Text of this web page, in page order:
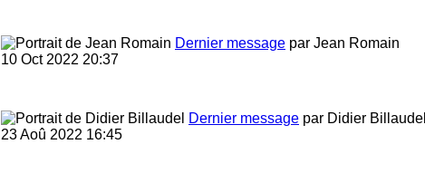
Dernier message par Jean Romain
10 Oct 2022 20:37
Dernier message par Didier Billaudel
23 Aoû 2022 16:45